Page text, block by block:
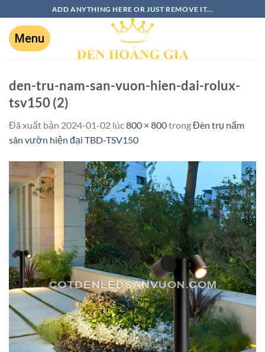
ADD ANYTHING HERE OR JUST REMOVE IT...
den-tru-nam-san-vuon-hien-dai-rolux-
tsv150 (2)
Đã xuất bản 2024-01-02 lúc800 × 800trongĐèn trụ nấm
sân vườn hiện đại TBD-TSV150